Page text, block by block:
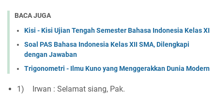
BACA JUGA
Kisi - Kisi Ujian Tengah Semester Bahasa Indonesia Kelas XI
Soal PAS Bahasa Indonesia Kelas XII SMA, Dilengkapi
dengan Jawaban
Trigonometri - Ilmu Kuno yang Menggerakkan Dunia Modern
1)
Irwan : Selamat siang, Pak.